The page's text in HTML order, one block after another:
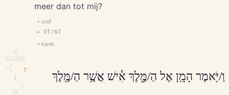
⎘
\u229E
M
meer dan tot mij?
+ xref
↔ OT/NT
+ kantt.
7
וַ/יֹּ֥אמֶר הָמָ֖ן אֶל הַ/מֶּ֑לֶךְ אִ֕ישׁ אֲשֶׁ֥ר הַ/מֶּ֖לֶךְ